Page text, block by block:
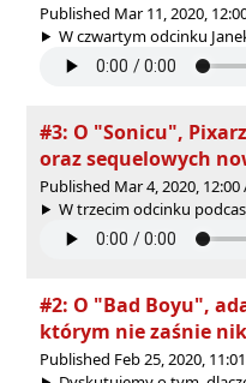
Published Mar 11, 2020,
W czwartym odcinku
#3: O "Sonicu",
oraz sequelowych
Published Mar 4, 2020, 12:00
W trzecim odcinku
#2: O "Bad Boyu",
którym nie zaśnie
Published Feb 25, 2020,